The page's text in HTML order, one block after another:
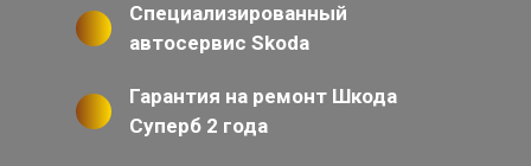
Специализированный
автосервис Skoda
Гарантия на ремонт Шкода
Суперб 2 года